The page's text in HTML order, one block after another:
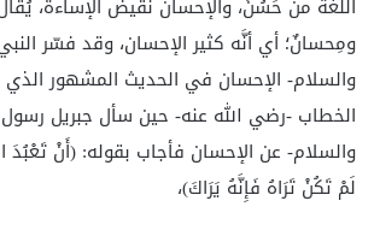
اللغة من حَسُنَ، والإحسان نقيض الإساءة،
ومِحسانٌ؛ أي أنَّه كثير الإحسان، وقد فسّر
والسلام- الإحسان في الحديث المشهور الذي
الخطاب -رضي الله عنه- حين سأل جبريل رسول
والسلام- عن الإحسان فأجاب بقوله: (أَنْ تَعْبُدَ
لَمْ تَكُنْ تَرَاهُ فَإِنَّهُ يَرَاكَ)،